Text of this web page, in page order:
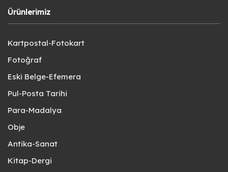
Ürünlerimiz
Kartpostal-Fotokart
Fotoğraf
Eski Belge-Efemera
Pul-Posta Tarihi
Para-Madalya
Obje
Antika-Sanat
Kitap-Dergi